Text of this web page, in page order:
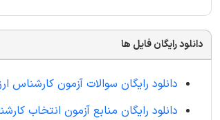
دانلود رایگان فایل ها
دانلود رایگان سوالات آزمون کارشناس
دانلود رایگان منابع آزمون انتخاب